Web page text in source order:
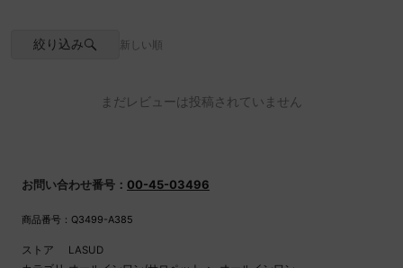
絞り込み 新しい順
まだレビューは投稿されていません
お問い合わせ番号： 00-45-03496
商品番号：Q3499-A385
ストア
LASUD